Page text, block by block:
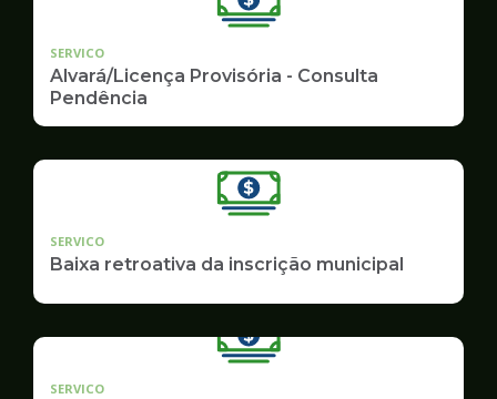
SERVICO
Alvará/Licença Provisória - Consulta
Pendência
SERVICO
Baixa retroativa da inscrição municipal
SERVICO